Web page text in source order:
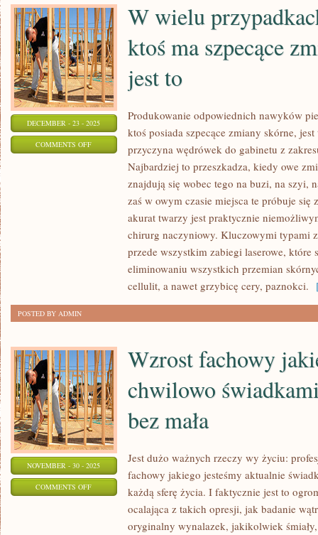
DECEMBER - 23 - 2025
COMMENTS OFFON
PRZYPADKACH
SZPECĄCE
ZMIANY
JEST
TO
W wielu
ktoś ma szpecące
jest to
Produkowanie odpowiednich nawyków
ktoś posiada szpecące zmiany skórne,
przyczyna wędrówek do gabinetu z
Najbardziej to przeszkadza, kiedy owe
znajdują się wobec tego na buzi, na szyi,
zaś w owym czasie miejsca te próbuje
akurat twarzy jest praktycznie
chirurg naczyniowy. Kluczowymi typami
przede wszystkim zabiegi laserowe, które
eliminowaniu wszystkich przemian
cellulit, a nawet grzybicę cery, paznokci.
POSTED BY ADMIN
NOVEMBER - 30 - 2025
COMMENTS OFFON
Wzrost fachowy
chwilowo
bez mała
Jest dużo ważnych rzeczy wy życiu:
fachowy jakiego jesteśmy aktualnie
każdą sferę życia. I faktycznie jest to
ocalająca z takich opresji, jak badanie
oryginalny wynalazek, jakikolwiek